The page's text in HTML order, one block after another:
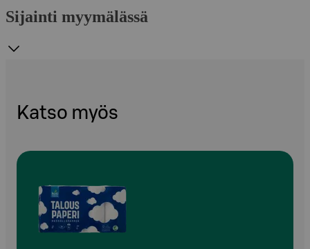
Sijainti myymälässä
Katso myös